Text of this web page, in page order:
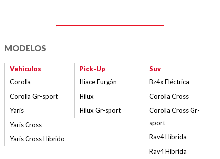
MODELOS
Vehiculos
Corolla
Corolla Gr-sport
Yaris
Yaris Cross
Yaris Cross Híbrido
Pick-Up
Hiace Furgón
Hilux
Hilux Gr-sport
Suv
Bz4x Eléctrica
Corolla Cross
Corolla Cross Gr-
sport
Rav4 Híbrida
Rav4 Híbrida